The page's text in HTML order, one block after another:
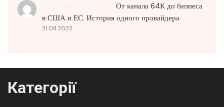
От канала 64К до бизнеса
в США и ЕС. История одного провайдера
21.08.2022
Категорії